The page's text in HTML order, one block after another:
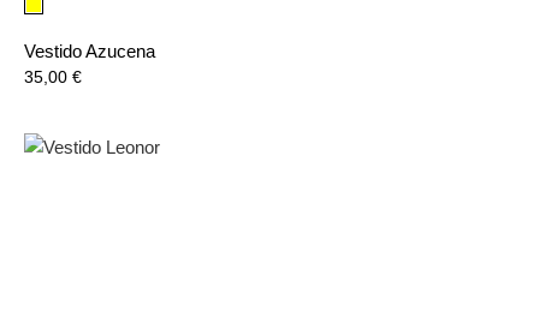
Verde
Vestido Azucena
Precio
35,00 €